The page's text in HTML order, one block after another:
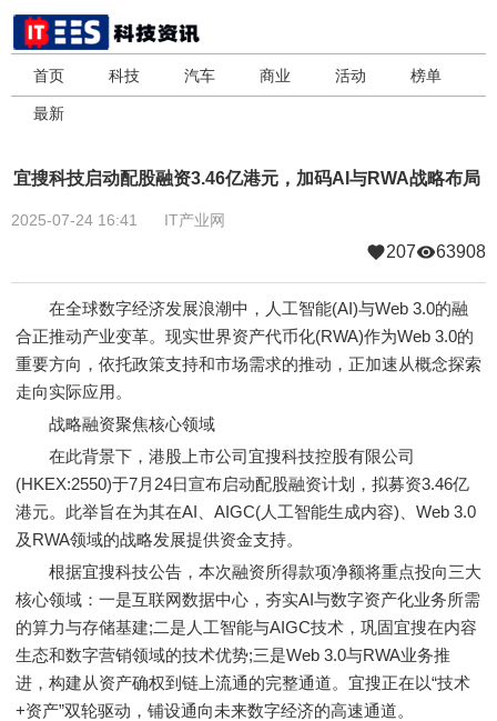
首页 科技 汽车 商业 活动 榜单
最新
宜搜科技启动配股融资3.46亿港元，加码AI与RWA战略布局
2025-07-24 16:41 IT产业网
207 63908
在全球数字经济发展浪潮中，人工智能(AI)与Web 3.0的融
合正推动产业变革。现实世界资产代币化(RWA)作为Web 3.0的
重要方向，依托政策支持和市场需求的推动，正加速从概念探索
走向实际应用。
战略融资聚焦核心领域
在此背景下，港股上市公司宜搜科技控股有限公司
(HKEX:2550)于7月24日宣布启动配股融资计划，拟募资3.46亿
港元。此举旨在为其在AI、AIGC(人工智能生成内容)、Web 3.0
及RWA领域的战略发展提供资金支持。
根据宜搜科技公告，本次融资所得款项净额将重点投向三大
核心领域：一是互联网数据中心，夯实AI与数字资产化业务所需
的算力与存储基建;二是人工智能与AIGC技术，巩固宜搜在内容
生态和数字营销领域的技术优势;三是Web 3.0与RWA业务推
进，构建从资产确权到链上流通的完整通道。宜搜正在以“技术
+资产”双轮驱动，铺设通向未来数字经济的高速通道。